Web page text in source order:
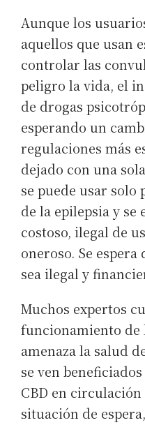
Aunque los
aquellos que usan
controlar las
peligro la vida, el
de drogas
esperando un
regulaciones más
dejado con una
se puede usar solo
de la epilepsia y se
costoso, ilegal de
oneroso. Se
sea ilegal y
Muchos expertos
funcionamiento de
amenaza la salud
se ven
CBD en
situación de